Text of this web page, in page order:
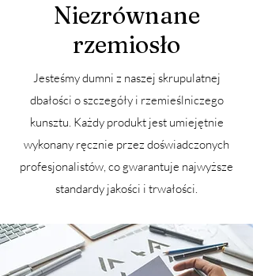
Niezrównane
rzemiosło
Jesteśmy dumni z naszej skrupulatnej
dbałości o szczegóły i rzemieślniczego
kunsztu. Każdy produkt jest umiejętnie
wykonany ręcznie przez doświadczonych
profesjonalistów, co gwarantuje najwyższe
standardy jakości i trwałości.